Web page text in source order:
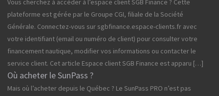
Vous cherchez à accéder à l’espace client SGB Finance ? Cette
plateforme est gérée par le Groupe CGI, filiale de la Société
Générale. Connectez-vous sur sgbfinance.espace-clients.fr avec
votre identifiant (email ou numéro de client) pour consulter votre
financement nautique, modifier vos informations ou contacter le
service client. Cet article Espace client SGB Finance est apparu […]
Où acheter le SunPass ?
Mais où l’acheter depuis le Québec ? Le SunPass PRO n’est pas